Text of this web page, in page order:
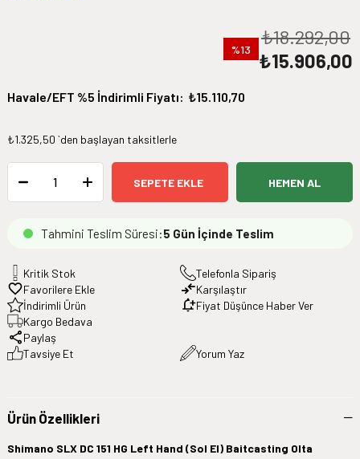
₺18.292,00
₺15.906,00
13
Havale/EFT %5 İndirimli Fiyatı: ₺15.110,70
₺1.325,50 `den başlayan taksitlerle
Tahmini Teslim Süresi:5 Gün İçinde Teslim
Kritik Stok
Telefonla Sipariş
Favorilere Ekle
Karşılaştır
İndirimli Ürün
Fiyat Düşünce Haber Ver
Kargo Bedava
Paylaş
Tavsiye Et
Yorum Yaz
Ürün Özellikleri
Shimano SLX DC 151 HG Left Hand (Sol El) Baitcasting Olta